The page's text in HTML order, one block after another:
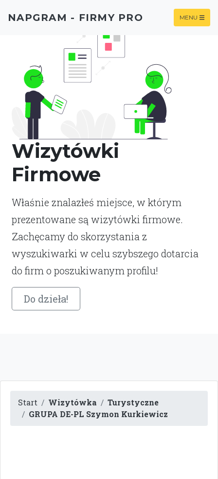
Wizytówki
Firmowe
Właśnie znalazłeś miejsce, w którym
prezentowane są wizytówki firmowe.
Zachęcamy do skorzystania z
wyszukiwarki w celu szybszego dotarcia
do firm o poszukiwanym profilu!
Do dzieła!
NAPGRAM - FIRMY PRO MENU
Start Wizytówka
Turystyczne
GRUPA DE-PL Szymon Kurkiewicz